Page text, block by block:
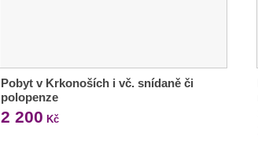
Pobyt v Krkonoších i vč. snídaně či
polopenze
2 200 Kč